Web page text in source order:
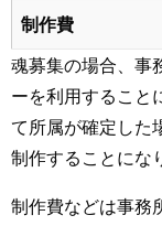
制作費
魂募集の場合、事
ーを利用すること
て所属が確定した
制作することにな
制作費などは事務